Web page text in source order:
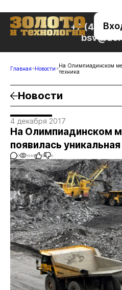
+7 (495)
Главная Новости На Олимпиадинском
техника
Новости
4 декабря 2017
На Олимпиадинском
появилась
0 1840 0 0